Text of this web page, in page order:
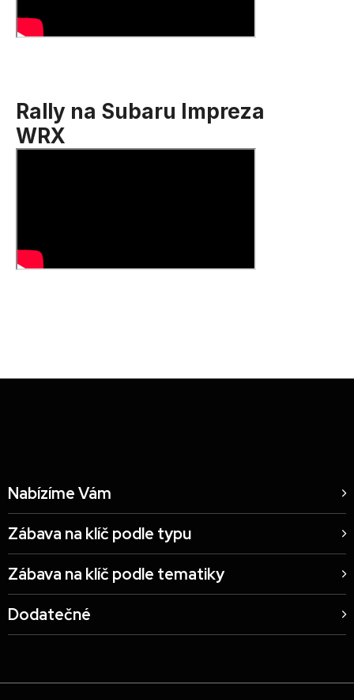
Rally na Subaru Impreza
WRX
Nabízíme Vám
Zábava na klíč podle typu
Zábava na klíč podle tematiky
Dodatečné